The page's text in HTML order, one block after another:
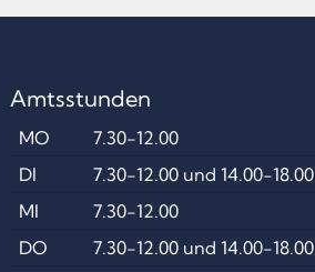
Amtsstunden
MO
7.30-12.00
DI
7.30-12.00 und 14.00-18.00
MI
7.30-12.00
DO
7.30-12.00 und 14.00-18.00